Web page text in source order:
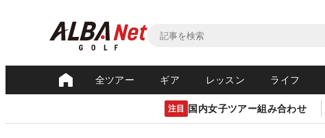
全ツアー ギア レッスン ライフ
注目 国内女子ツアー組み合わせ